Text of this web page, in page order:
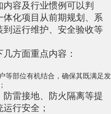
容及行业惯例可以判
化项目从前期规划、系
运行维护、安全验收等
方面重点内容：
等部位有机结合，确保其既满足发
雷接地、防火隔离等提
行安全；